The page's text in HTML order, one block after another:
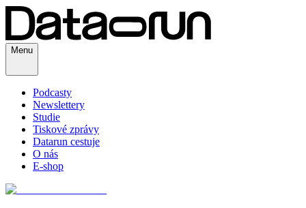
Menu
Podcasty
Newslettery
Studie
Tiskové zprávy
Datarun cestuje
O nás
E-shop